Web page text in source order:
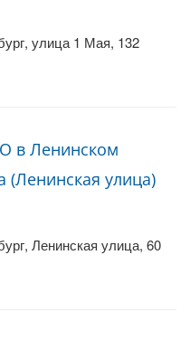
улица 1 Мая, 132
в Ленинском
(Ленинская улица)
Ленинская улица, 60